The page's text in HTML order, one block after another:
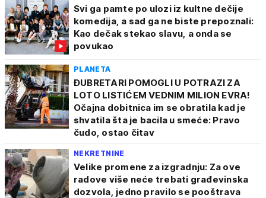
Svi ga pamte po ulozi iz kultne dečije
komedija, a sad ga ne biste prepoznali:
Kao dečak stekao slavu, a onda se
povukao
PLANETA
ĐUBRETARI POMOGLI U POTRAZI ZA
LOTO LISTIĆEM VEDNIM MILION EVRA!
Očajna dobitnica im se obratila kad je
shvatila šta je bacila u smeće: Pravo
čudo, ostao čitav
NEKRETNINE
Velike promene za izgradnju: Za ove
radove više neće trebati građevinska
dozvola, jedno pravilo se pooštrava